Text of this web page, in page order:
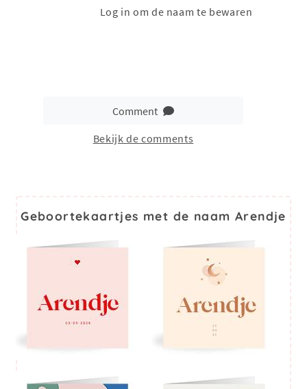
Log in om de naam te bewaren
Comment
Bekijk de comments
Geboortekaartjes met de naam Arendje